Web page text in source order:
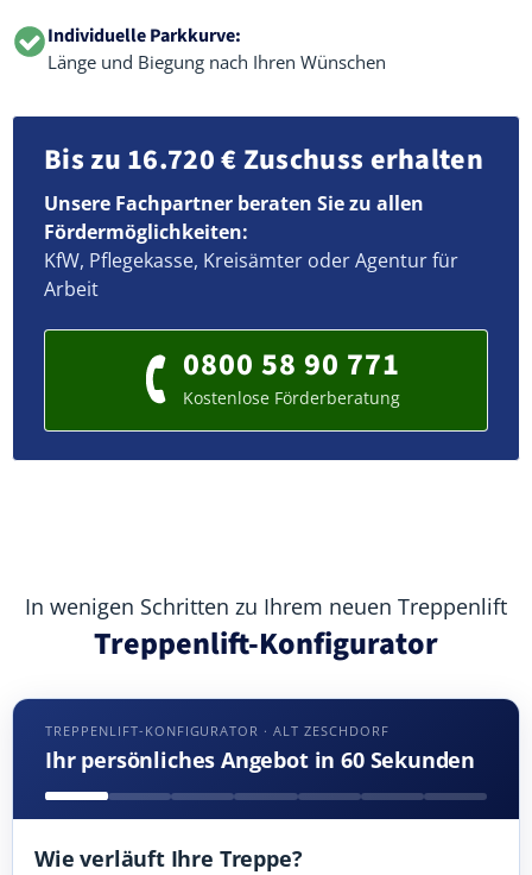
Individuelle Parkkurve:
Länge und Biegung nach Ihren Wünschen
Bis zu 16.720 € Zuschuss erhalten
Unsere Fachpartner beraten Sie zu allen
Fördermöglichkeiten:
KfW, Pflegekasse, Kreisämter oder Agentur für
Arbeit
0800 58 90 771
Kostenlose Förderberatung
In wenigen Schritten zu Ihrem neuen Treppenlift
Treppenlift-Konfigurator
TREPPENLIFT-KONFIGURATOR · ALT ZESCHDORF
Ihr persönliches Angebot in 60 Sekunden
Wie verläuft Ihre Treppe?